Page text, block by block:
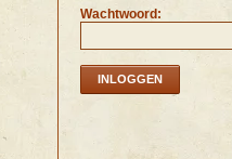
Wachtwoord:
INLOGGEN